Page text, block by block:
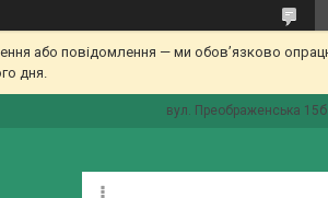
або повідомлення — ми обов’язково
дня.
вул. Преображенська 15б